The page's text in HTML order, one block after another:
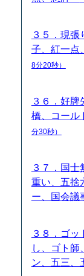
３５．現張
子、紅一点
8分20秒）
３６．好
橋、コール
分30秒）
３７．国
重い、五捨
ー、国会
３８．ゴ
し、ゴト師
ン、五三